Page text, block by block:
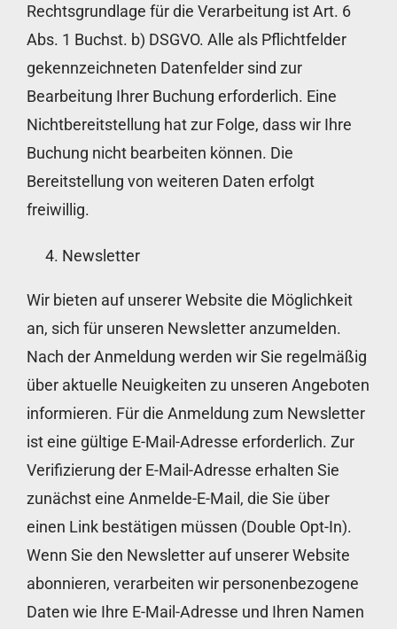
Rechtsgrundlage für die Verarbeitung ist Art. 6
Abs. 1 Buchst. b) DSGVO. Alle als Pflichtfelder
gekennzeichneten Datenfelder sind zur
Bearbeitung Ihrer Buchung erforderlich. Eine
Nichtbereitstellung hat zur Folge, dass wir Ihre
Buchung nicht bearbeiten können. Die
Bereitstellung von weiteren Daten erfolgt
freiwillig.
Newsletter
Wir bieten auf unserer Website die Möglichkeit
an, sich für unseren Newsletter anzumelden.
Nach der Anmeldung werden wir Sie regelmäßig
über aktuelle Neuigkeiten zu unseren Angeboten
informieren. Für die Anmeldung zum Newsletter
ist eine gültige E-Mail-Adresse erforderlich. Zur
Verifizierung der E-Mail-Adresse erhalten Sie
zunächst eine Anmelde-E-Mail, die Sie über
einen Link bestätigen müssen (Double Opt-In).
Wenn Sie den Newsletter auf unserer Website
abonnieren, verarbeiten wir personenbezogene
Daten wie Ihre E-Mail-Adresse und Ihren Namen